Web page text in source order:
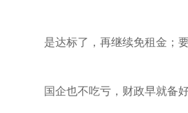
是达标了，再继续免租金；
国企也不吃亏，财政早就备好